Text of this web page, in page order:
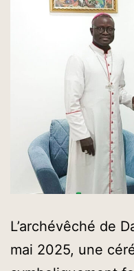
L’archévêché de
mai 2025, une